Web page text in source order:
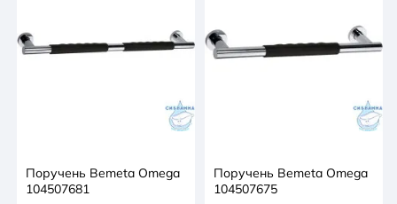
Поручень Bemeta Omega
104507681
Поручень Bemeta Omega
104507675